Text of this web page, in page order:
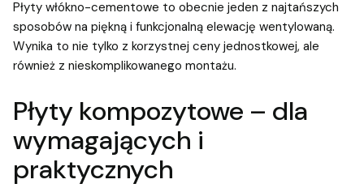
Płyty włókno-cementowe to obecnie jeden z najtańszych
sposobów na piękną i funkcjonalną elewację wentylowaną.
Wynika to nie tylko z korzystnej ceny jednostkowej, ale
również z nieskomplikowanego montażu.
Płyty kompozytowe – dla
wymagających i
praktycznych